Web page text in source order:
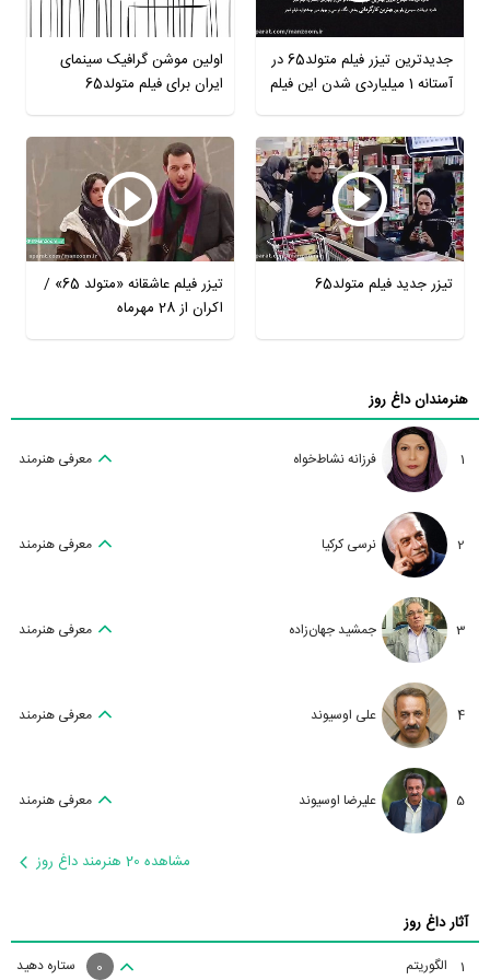
جدیدترین تیزر فیلم متولد65 در
آستانه 1 میلیاردی شدن این فیلم
اولین موشن گرافیک سینمای
ایران برای فیلم متولد65
تیزر جدید فیلم متولد65
تیزر فیلم عاشقانه «متولد 65» /
اکران از 28 مهرماه
هنرمندان داغ روز
1 فرزانه نشاط‌خواه معرفی هنرمند
2 نرسی کرکیا معرفی هنرمند
3 جمشید جهان‌زاده معرفی هنرمند
4 علی اوسیوند معرفی هنرمند
5 علیرضا اوسیوند معرفی هنرمند
مشاهده 20 هنرمند داغ روز
آثار داغ روز
1 الگوریتم ستاره دهید 0